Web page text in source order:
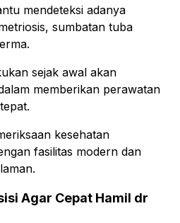
mendeteksi adanya
sumbatan tuba
sejak awal akan
memberikan perawatan
kesehatan
fasilitas modern dan
Agar Cepat Hamil dr